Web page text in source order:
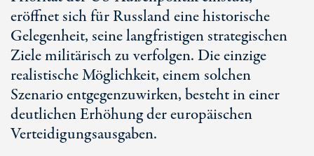
eröffnet sich für Russland eine historische
Gelegenheit, seine langfristigen strategischen
Ziele militärisch zu verfolgen. Die einzige
realistische Möglichkeit, einem solchen
Szenario entgegenzuwirken, besteht in einer
deutlichen Erhöhung der europäischen
Verteidigungsausgaben.